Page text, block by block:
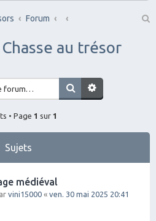
Forum
au trésor
• Page 1 sur 1
Sujets
médiéval
vini15000 « ven. 30 mai 2025 20:41